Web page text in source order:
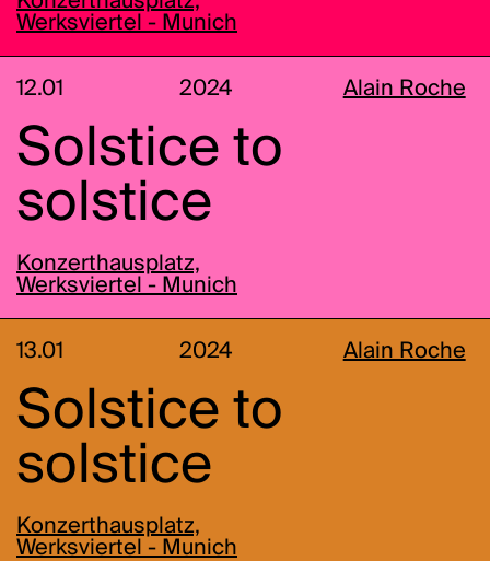
Werksviertel - Munich
12.01 2024 Alain Roche
Solstice to
solstice
Konzerthausplatz,
Werksviertel - Munich
13.01 2024 Alain Roche
Solstice to
solstice
Konzerthausplatz,
Werksviertel - Munich